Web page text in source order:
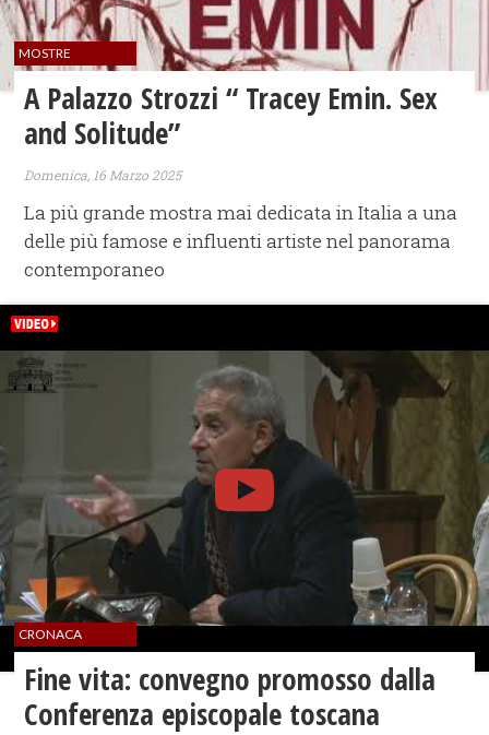
MOSTRE
​A Palazzo Strozzi “ Tracey Emin. Sex
and Solitude”
Domenica, 16 Marzo 2025
La più grande mostra mai dedicata in Italia a una
delle più famose e influenti artiste nel panorama
contemporaneo
CRONACA
Fine vita: convegno promosso dalla
Conferenza episcopale toscana